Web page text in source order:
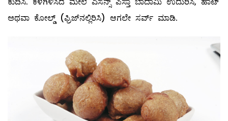
ಅಥವಾ ಕೋಲ್ಡ್ (ಫ್ರಿಜ್‌ನಲ್ಲಿರಿಸಿ) ಆಗಲೇ ಸರ್ವ್ ‌ಮಾಡಿ.